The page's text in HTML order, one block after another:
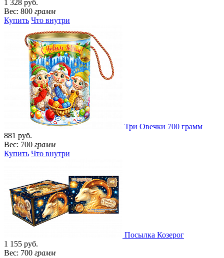
1 328 руб.
Вес: 800 грамм
Купить Что внутри
Три Овечки 700 грамм
881 руб.
Вес: 700 грамм
Купить Что внутри
Посылка Козерог
1 155 руб.
Вес: 700 грамм